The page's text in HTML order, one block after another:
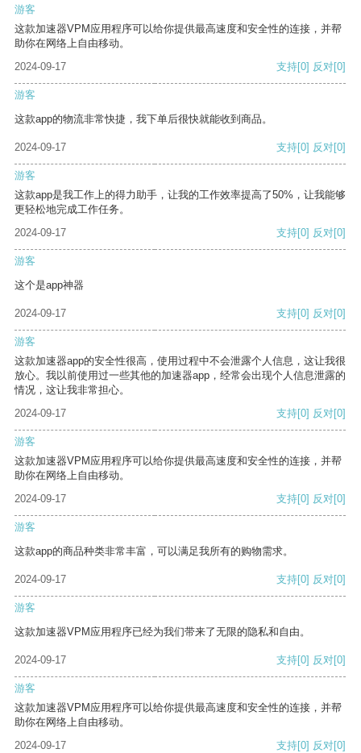
游客
这款加速器VPM应用程序可以给你提供最高速度和安全性的连接，并帮
助你在网络上自由移动。
2024-09-17
支持[0] 反对[0]
游客
这款app的物流非常快捷，我下单后很快就能收到商品。
2024-09-17 支持[0] 反对[0]
游客
这款app是我工作上的得力助手，让我的工作效率提高了50%，让我能够
更轻松地完成工作任务。
2024-09-17
支持[0] 反对[0]
游客
这个是app神器
2024-09-17 支持[0] 反对[0]
游客
这款加速器app的安全性很高，使用过程中不会泄露个人信息，这让我很
放心。我以前使用过一些其他的加速器app，经常会出现个人信息泄露的
情况，这让我非常担心。
2024-09-17
支持[0] 反对[0]
游客
这款加速器VPM应用程序可以给你提供最高速度和安全性的连接，并帮
助你在网络上自由移动。
2024-09-17
支持[0] 反对[0]
游客
这款app的商品种类非常丰富，可以满足我所有的购物需求。
2024-09-17 支持[0] 反对[0]
游客
这款加速器VPM应用程序已经为我们带来了无限的隐私和自由。
2024-09-17 支持[0] 反对[0]
游客
这款加速器VPM应用程序可以给你提供最高速度和安全性的连接，并帮
助你在网络上自由移动。
2024-09-17
支持[0] 反对[0]